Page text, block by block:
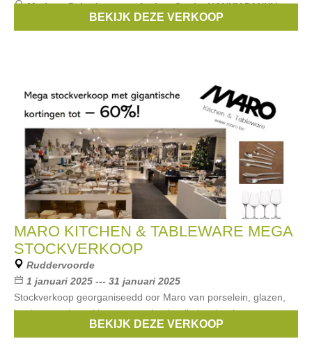
Merken:Pain de sucre,Andres Sarda,HANKY PANKY,
Raffaela d’angelo , ...
BEKIJK DEZE VERKOOP
MARO KITCHEN & TABLEWARE MEGA
STOCKVERKOOP
Ruddervoorde
1 januari 2025 --- 31 januari 2025
Stockverkoop georganiseedd oor Maro van porselein, glazen,
kookpotten, bestekken en geschenkartikelen, kortingen tot
BEKIJK DEZE VERKOOP